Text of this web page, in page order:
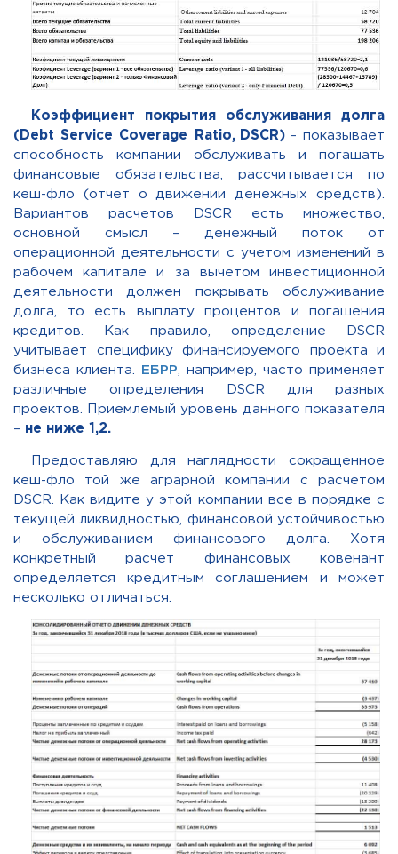
Коэффициент покрытия обслуживания долга
(Debt Service Coverage Ratio, DSCR ) – показывает
способность компании обслуживать и погашать
финансовые обязательства, рассчитывается по
кеш-фло (отчет о движении денежных средств).
Вариантов расчетов DSCR есть множество,
основной смысл – денежный поток от
операционной деятельности с учетом изменений в
рабочем капитале и за вычетом инвестиционной
деятельности должен покрывать обслуживание
долга, то есть выплату процентов и погашения
кредитов. Как правило, определение DSCR
учитывает специфику финансируемого проекта и
бизнеса клиента.
ЕБРР , например, часто применяет
различные определения DSCR для разных
проектов. Приемлемый уровень данного показателя
–
не ниже 1,2.
Предоставляю для наглядности сокращенное
кеш-фло той же аграрной компании с расчетом
DSCR. Как видите у этой компании все в порядке с
текущей ликвидностью, финансовой устойчивостью
и обслуживанием финансового долга. Хотя
конкретный расчет финансовых ковенант
определяется кредитным соглашением и может
несколько отличаться.